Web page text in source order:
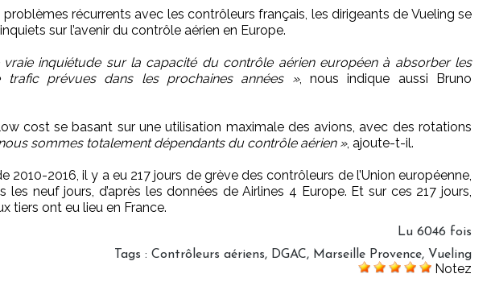
récurrents avec les contrôleurs français, les dirigeants de Vueling se
sur l’avenir du contrôle aérien en Europe.
inquiétude sur la capacité du contrôle aérien européen à absorber les
trafic prévues dans les prochaines années », nous indique aussi Bruno
cost se basant sur une utilisation maximale des avions, avec des rotations
sommes totalement dépendants du contrôle aérien », ajoute-t-il.
2010-2016, il y a eu 217 jours de grève des contrôleurs de l’Union européenne,
les neuf jours, d’après les données de Airlines 4 Europe. Et sur ces 217 jours,
tiers ont eu lieu en France.
Lu 6046 fois
Tags : Contrôleurs aériens, DGAC, Marseille Provence, Vueling
Notez